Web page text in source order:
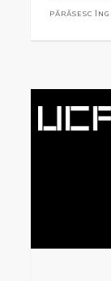
PĂRĂSESC